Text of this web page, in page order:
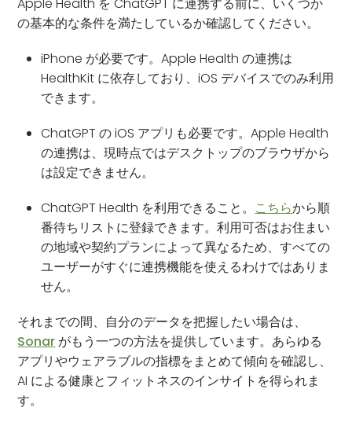
の基本的な条件を満たしているか確認してください。
iPhone が必要です。Apple Health の連携は
HealthKit に依存しており、iOS デバイスでのみ利用
できます。
ChatGPT の iOS アプリも必要です。Apple Health
の連携は、現時点ではデスクトップのブラウザから
は設定できません。
ChatGPT Health を利用できること。 こちらから順
番待ちリストに登録できます。利用可否はお住まい
の地域や契約プランによって異なるため、すべての
ユーザーがすぐに連携機能を使えるわけではありま
せん。
それまでの間、自分のデータを把握したい場合は、
Sonarがもう一つの方法を提供しています。あらゆる
アプリやウェアラブルの指標をまとめて傾向を確認し、
AI による健康とフィットネスのインサイトを得られま
す。